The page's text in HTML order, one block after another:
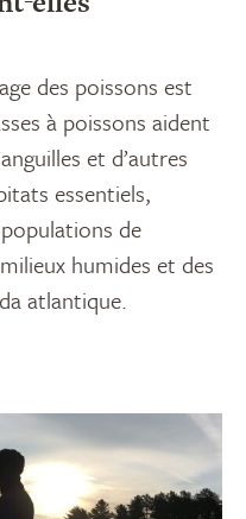
des poissons est
à poissons aident
et d’autres
essentiels,
de
humides et des
atlantique.